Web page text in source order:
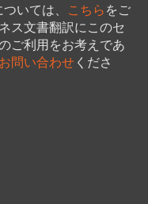
いては、
こちら をご
ス文書翻訳にこのセ
ご利用をお考えであ
問い合わせくださ